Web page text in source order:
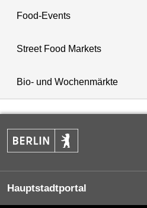
Food-Events
Street Food Markets
Bio- und Wochenmärkte
Hauptstadtportal